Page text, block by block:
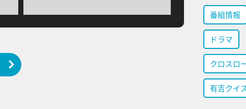
番組情報
ドラマ
クロスロ
有吉クイ